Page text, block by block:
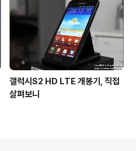
갤럭시S2 HD LTE 개봉기, 직접
살펴보니